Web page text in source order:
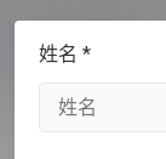
姓名 *